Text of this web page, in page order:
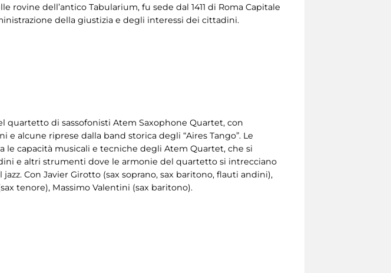
rovine dell’antico Tabularium, fu sede dal 1411 di Roma Capitale
della giustizia e degli interessi dei cittadini.
quartetto di sassofonisti Atem Saxophone Quartet, con
alcune riprese dalla band storica degli “Aires Tango”. Le
capacità musicali e tecniche degli Atem Quartet, che si
e altri strumenti dove le armonie del quartetto si intrecciano
Con Javier Girotto (sax soprano, sax baritono, flauti andini),
tenore), Massimo Valentini (sax baritono).